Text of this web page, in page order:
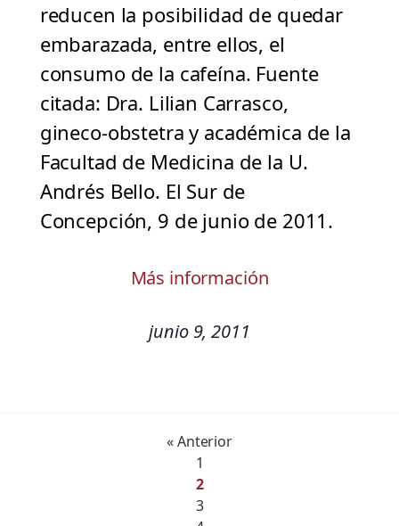
reducen la posibilidad de quedar
embarazada, entre ellos, el
consumo de la cafeína. Fuente
citada: Dra. Lilian Carrasco,
gineco-obstetra y académica de la
Facultad de Medicina de la U.
Andrés Bello. El Sur de
Concepción, 9 de junio de 2011.
Más información
junio 9, 2011
« Anterior
1
2
3